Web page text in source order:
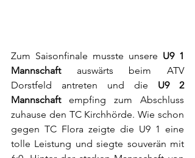
Zum Saisonfinale musste unsere U9 1
Mannschaft auswärts beim ATV
Dorstfeld antreten und die U9 2
Mannschaft empfing zum Abschluss
zuhause den TC Kirchhörde. Wie schon
gegen TC Flora zeigte die U9 1 eine
tolle Leistung und siegte souverän mit